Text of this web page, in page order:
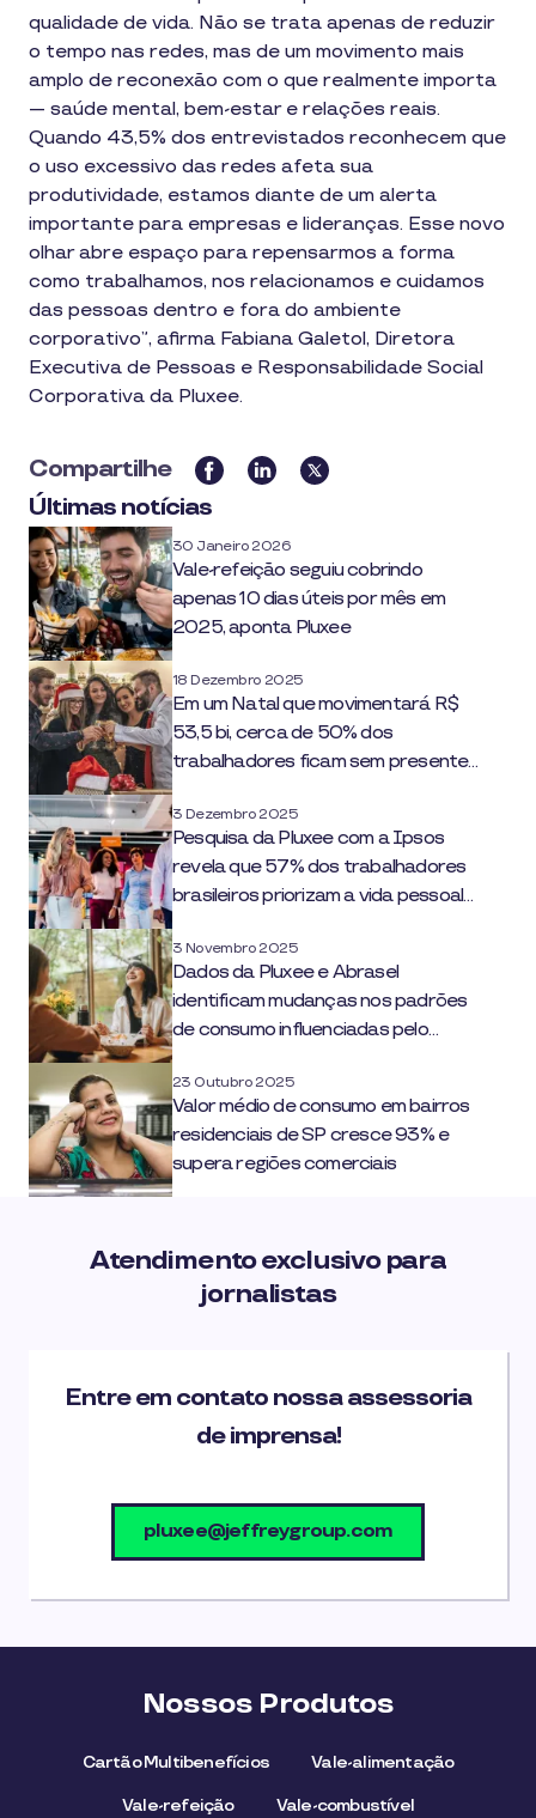
qualidade de vida. Não se trata apenas de reduzir
o tempo nas redes, mas de um movimento mais
amplo de reconexão com o que realmente importa
— saúde mental, bem-estar e relações reais.
Quando 43,5% dos entrevistados reconhecem que
o uso excessivo das redes afeta sua
produtividade, estamos diante de um alerta
importante para empresas e lideranças. Esse novo
olhar abre espaço para repensarmos a forma
como trabalhamos, nos relacionamos e cuidamos
das pessoas dentro e fora do ambiente
corporativo”, afirma Fabiana Galetol, Diretora
Executiva de Pessoas e Responsabilidade Social
Corporativa da Pluxee.
Compartilhe
Últimas notícias
30 Janeiro 2026
Vale-refeição seguiu cobrindo
apenas 10 dias úteis por mês em
2025, aponta Pluxee
18 Dezembro 2025
Em um Natal que movimentará R$
53,5 bi, cerca de 50% dos
trabalhadores ficam sem presente
3 Dezembro 2025
Pesquisa da Pluxee com a Ipsos
revela que 57% dos trabalhadores
brasileiros priorizam a vida pessoal
3 Novembro 2025
Dados da Pluxee e Abrasel
identificam mudanças nos padrões
de consumo influenciadas pelo
23 Outubro 2025
Valor médio de consumo em bairros
residenciais de SP cresce 93% e
supera regiões comerciais
Atendimento exclusivo para
jornalistas
Entre em contato nossa assessoria
de imprensa!
pluxee@jeffreygroup.com
Nossos Produtos
Cartão Multibenefícios Vale-alimentação
Vale-refeição Vale-combustível